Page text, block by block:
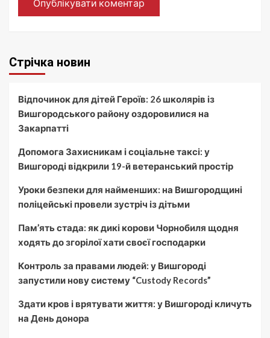
Стрічка новин
Відпочинок для дітей Героїв: 26 школярів із
Вишгородського району оздоровилися на
Закарпатті
Допомога Захисникам і соціальне таксі: у
Вишгороді відкрили 19-й ветеранський простір
Уроки безпеки для найменших: на Вишгородщині
поліцейські провели зустріч із дітьми
Пам’ять стада: як дикі корови Чорнобиля щодня
ходять до згорілої хати своєї господарки
Контроль за правами людей: у Вишгороді
запустили нову систему “Custody Records”
Здати кров і врятувати життя: у Вишгороді кличуть
на День донора